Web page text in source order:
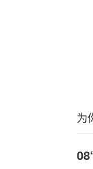
为